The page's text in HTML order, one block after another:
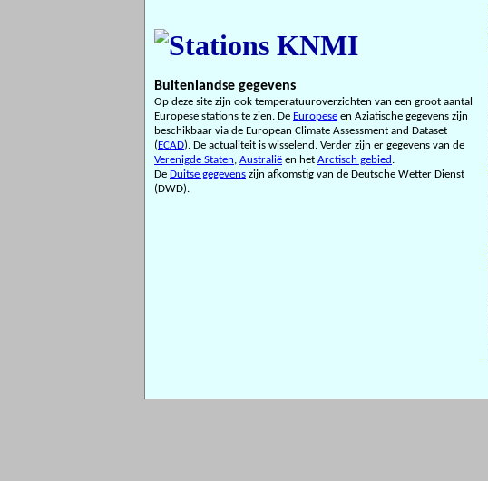
Buitenlandse gegevens
Op deze site zijn ook temperatuuroverzichten van een groot aantal
Europese stations te zien. De Europese en Aziatische gegevens zijn
beschikbaar via de European Climate Assessment and Dataset
(ECAD). De actualiteit is wisselend. Verder zijn er gegevens van de
Verenigde Staten, Australië en het Arctisch gebied .
De Duitse gegevens zijn afkomstig van de Deutsche Wetter Dienst
(DWD).